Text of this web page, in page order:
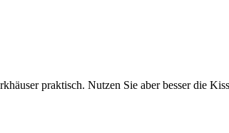
praktisch. Nutzen Sie aber besser die